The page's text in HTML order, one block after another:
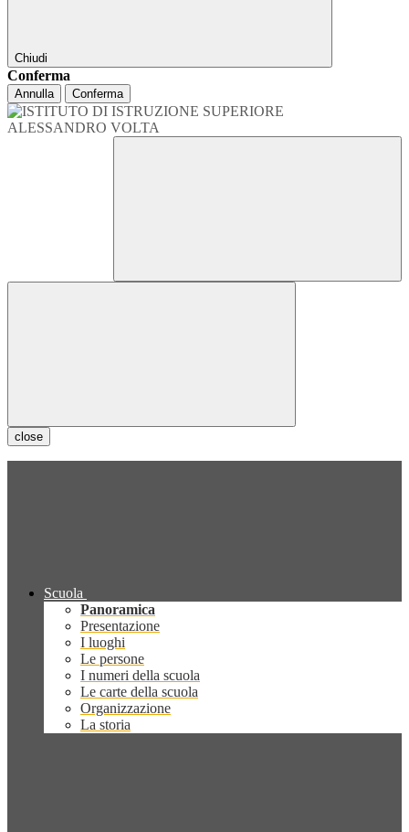
Chiudi
Conferma
Annulla Conferma
close
Scuola
Panoramica
Presentazione
I luoghi
Le persone
I numeri della scuola
Le carte della scuola
Organizzazione
La storia